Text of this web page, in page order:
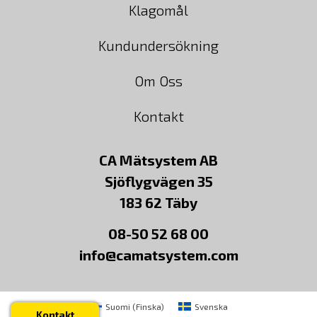
Klagomål
Kundundersökning
Om Oss
Kontakt
CA Mätsystem AB
Sjöflygvägen 35
183 62 Täby
08-50 52 68 00
info@camatsystem.com
Kontakt
Suomi (Finska) Svenska